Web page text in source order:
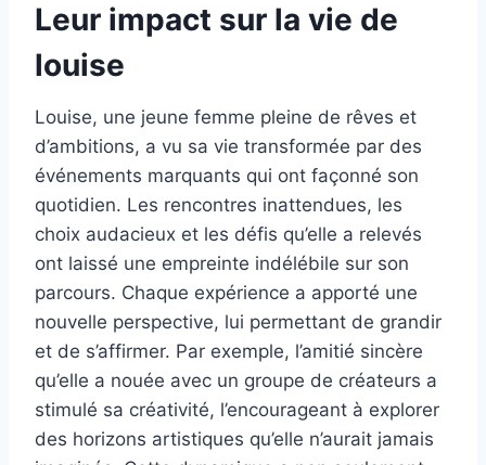
Leur impact sur la vie de
louise
Louise, une jeune femme pleine de rêves et
d’ambitions, a vu sa vie transformée par des
événements marquants qui ont façonné son
quotidien. Les rencontres inattendues, les
choix audacieux et les défis qu’elle a relevés
ont laissé une empreinte indélébile sur son
parcours. Chaque expérience a apporté une
nouvelle perspective, lui permettant de grandir
et de s’affirmer. Par exemple, l’amitié sincère
qu’elle a nouée avec un groupe de créateurs a
stimulé sa créativité, l’encourageant à explorer
des horizons artistiques qu’elle n’aurait jamais